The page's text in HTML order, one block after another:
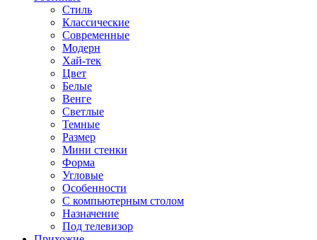
Стиль
Классические
Современные
Модерн
Хай-тек
Цвет
Белые
Венге
Светлые
Темные
Размер
Мини стенки
Форма
Угловые
Особенности
С компьютерным столом
Назначение
Под телевизор